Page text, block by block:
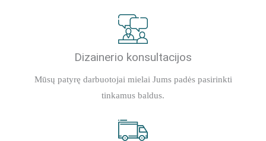
Dizainerio konsultacijos
Mūsų patyrę darbuotojai mielai Jums padės pasirinkti
tinkamus baldus.